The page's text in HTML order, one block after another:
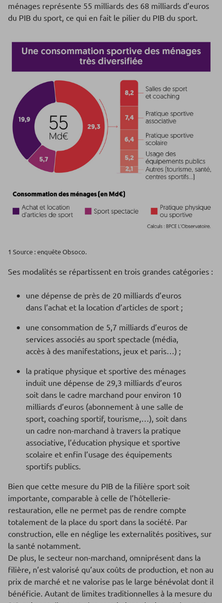
ménages représente 55 milliards des 68 milliards d’euros
du PIB du sport, ce qui en fait le pilier du PIB du sport.
1 Source : enquête Obsoco.
Ses modalités se répartissent en trois grandes catégories :
une dépense de près de 20 milliards d’euros
dans l’achat et la location d’articles de sport ;
une consommation de 5,7 milliards d’euros de
services associés au sport spectacle (média,
accès à des manifestations, jeux et paris…) ;
la pratique physique et sportive des ménages
induit une dépense de 29,3 milliards d’euros
soit dans le cadre marchand pour environ 10
milliards d’euros (abonnement à une salle de
sport, coaching sportif, tourisme,…), soit dans
un cadre non-marchand à travers la pratique
associative, l’éducation physique et sportive
scolaire et enfin l’usage des équipements
sportifs publics.
Bien que cette mesure du PIB de la filière sport soit
importante, comparable à celle de l’hôtellerie-
restauration, elle ne permet pas de rendre compte
totalement de la place du sport dans la société. Par
construction, elle en néglige les externalités positives, sur
la santé notamment.
De plus, le secteur non-marchand, omniprésent dans la
filière, n’est valorisé qu’aux coûts de production, et non au
prix de marché et ne valorise pas le large bénévolat dont il
bénéficie. Autant de limites traditionnelles à la mesure du